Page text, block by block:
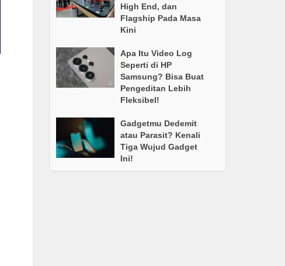
High End, dan
Flagship Pada Masa
Kini
Apa Itu Video Log
Seperti di HP
Samsung? Bisa Buat
Pengeditan Lebih
Fleksibel!
Gadgetmu Dedemit
atau Parasit? Kenali
Tiga Wujud Gadget
Ini!